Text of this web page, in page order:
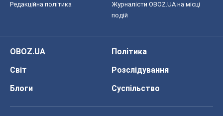
Редакційна політика
Журналісти OBOZ.UA на місці
подій
OBOZ.UA
Політика
Світ
Розслідування
Блоги
Суспільство